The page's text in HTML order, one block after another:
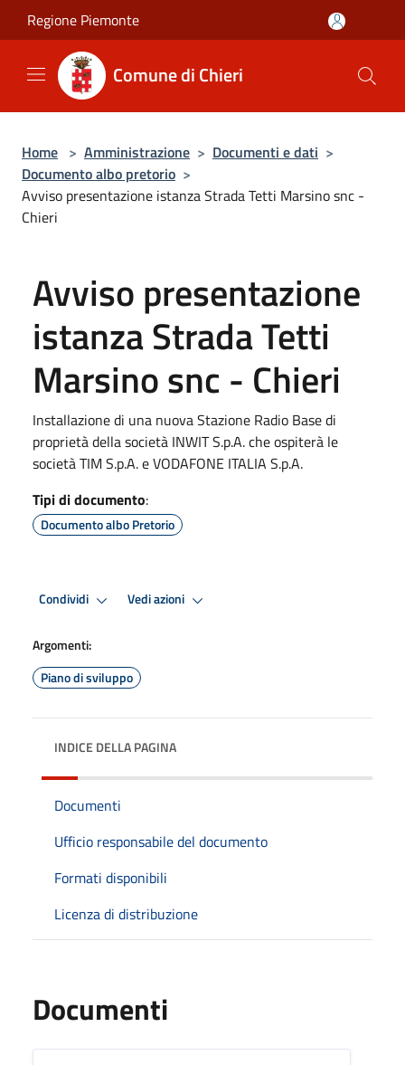
Salta al contenuto principale
Regione Piemonte
Comune di Chieri
Home > Amministrazione > Documenti e dati >
Documento albo pretorio >
Avviso presentazione istanza Strada Tetti Marsino snc -
Chieri
Avviso presentazione
istanza Strada Tetti
Marsino snc - Chieri
Installazione di una nuova Stazione Radio Base di
proprietà della società INWIT S.p.A. che ospiterà le
società TIM S.p.A. e VODAFONE ITALIA S.p.A.
Tipi di documento:
Documento albo Pretorio
Condividi Vedi azioni
Argomenti:
Piano di sviluppo
INDICE DELLA PAGINA
Documenti
Ufficio responsabile del documento
Formati disponibili
Licenza di distribuzione
Documenti